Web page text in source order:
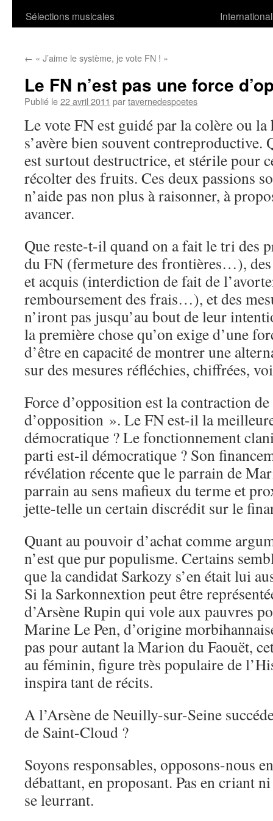
auSélections musicales
International
← « J’aime le système, je vote FN ! »
Le FN n’est pas une force
Publié le22 avril 2011 partavernedespoetes
Le vote FN est guidé par la colère ou la
s’avère bien souvent contreproductive.
est surtout destructrice, et stérile pour
récolter des fruits. Ces deux passions
n’aide pas non plus à raisonner, à
avancer.
Que reste-t-il quand on a fait le tri des
du FN (fermeture des frontières…),
et acquis (interdiction de fait de
remboursement des frais…), et des
n’iront pas jusqu’au bout de leur
la première chose qu’on exige d’une
d’être en capacité de montrer une
sur des mesures réfléchies, chiffrées,
Force d’opposition est la contraction
d’opposition ». Le FN est-il la
démocratique ? Le fonctionnement
parti est-il démocratique ? Son
révélation récente que le parrain de
parrain au sens mafieux du terme et
jette-telle un certain discrédit sur le
Quant au pouvoir d’achat comme
n’est que pur populisme. Certains
que la candidat Sarkozy s’en était lui
Si la Sarkonnextion peut être
d’Arsène Rupin qui vole aux pauvres
Marine Le Pen, d’origine
pas pour autant la Marion du Faouët,
au féminin, figure très populaire de
inspira tant de récits.
A l’Arsène de Neuilly-sur-Seine
de Saint-Cloud ?
Soyons responsables, opposons-nous
débattant, en proposant. Pas en criant
se leurrant.